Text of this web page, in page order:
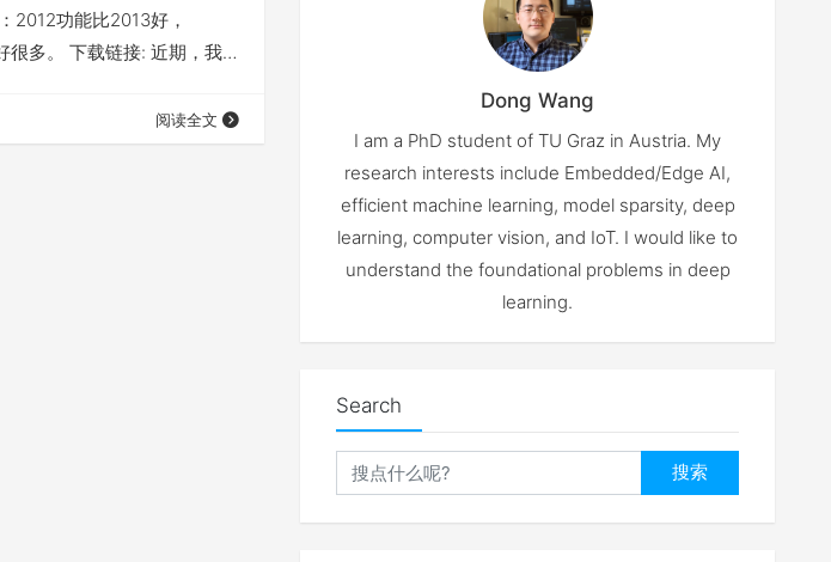
2012功能比2013好，
多。 下载链接: 近期，我也
阅读全文
Dong Wang
I am a PhD student of TU Graz in Austria. My
research interests include Embedded/Edge AI,
efficient machine learning, model sparsity, deep
learning, computer vision, and IoT. I would like to
understand the foundational problems in deep
learning.
Search
搜索